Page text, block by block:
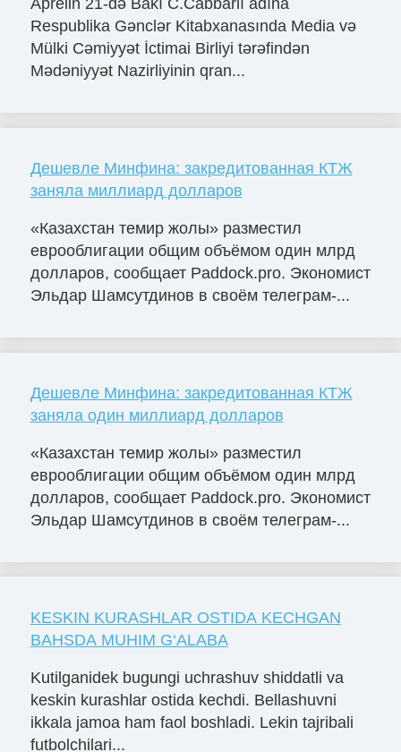
Aprelin 21-də Bakı C.Cabbarlı adına
Respublika Gənclər Kitabxanasında Media və
Mülki Cəmiyyət İctimai Birliyi tərəfindən
Mədəniyyət Nazirliyinin qran...
Дешевле Минфина: закредитованная КТЖ
заняла миллиард долларов
«Казахстан темир жолы» разместил
еврооблигации общим объёмом один млрд
долларов, сообщает Paddock.pro. Экономист
Эльдар Шамсутдинов в своём телеграм-...
Дешевле Минфина: закредитованная КТЖ
заняла один миллиард долларов
«Казахстан темир жолы» разместил
еврооблигации общим объёмом один млрд
долларов, сообщает Paddock.pro. Экономист
Эльдар Шамсутдинов в своём телеграм-...
KESKIN KURASHLAR OSTIDA KECHGAN
BAHSDA MUHIM G‘ALABA
Kutilganidek bugungi uchrashuv shiddatli va
keskin kurashlar ostida kechdi. Bellashuvni
ikkala jamoa ham faol boshladi. Lekin tajribali
futbolchilari...